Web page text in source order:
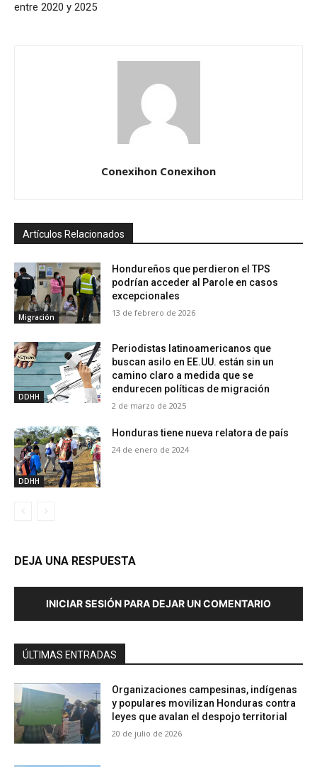
entre 2020 y 2025
Conexihon Conexihon
Artículos Relacionados
Migración
Hondureños que perdieron el TPS
podrían acceder al Parole en casos
excepcionales
13 de febrero de 2026
DDHH
Periodistas latinoamericanos que
buscan asilo en EE.UU. están sin un
camino claro a medida que se
endurecen políticas de migración
2 de marzo de 2025
DDHH
Honduras tiene nueva relatora de país
24 de enero de 2024
DEJA UNA RESPUESTA
INICIAR SESIÓN PARA DEJAR UN COMENTARIO
ÚLTIMAS ENTRADAS
Organizaciones campesinas, indígenas
y populares movilizan Honduras contra
leyes que avalan el despojo territorial
20 de julio de 2026